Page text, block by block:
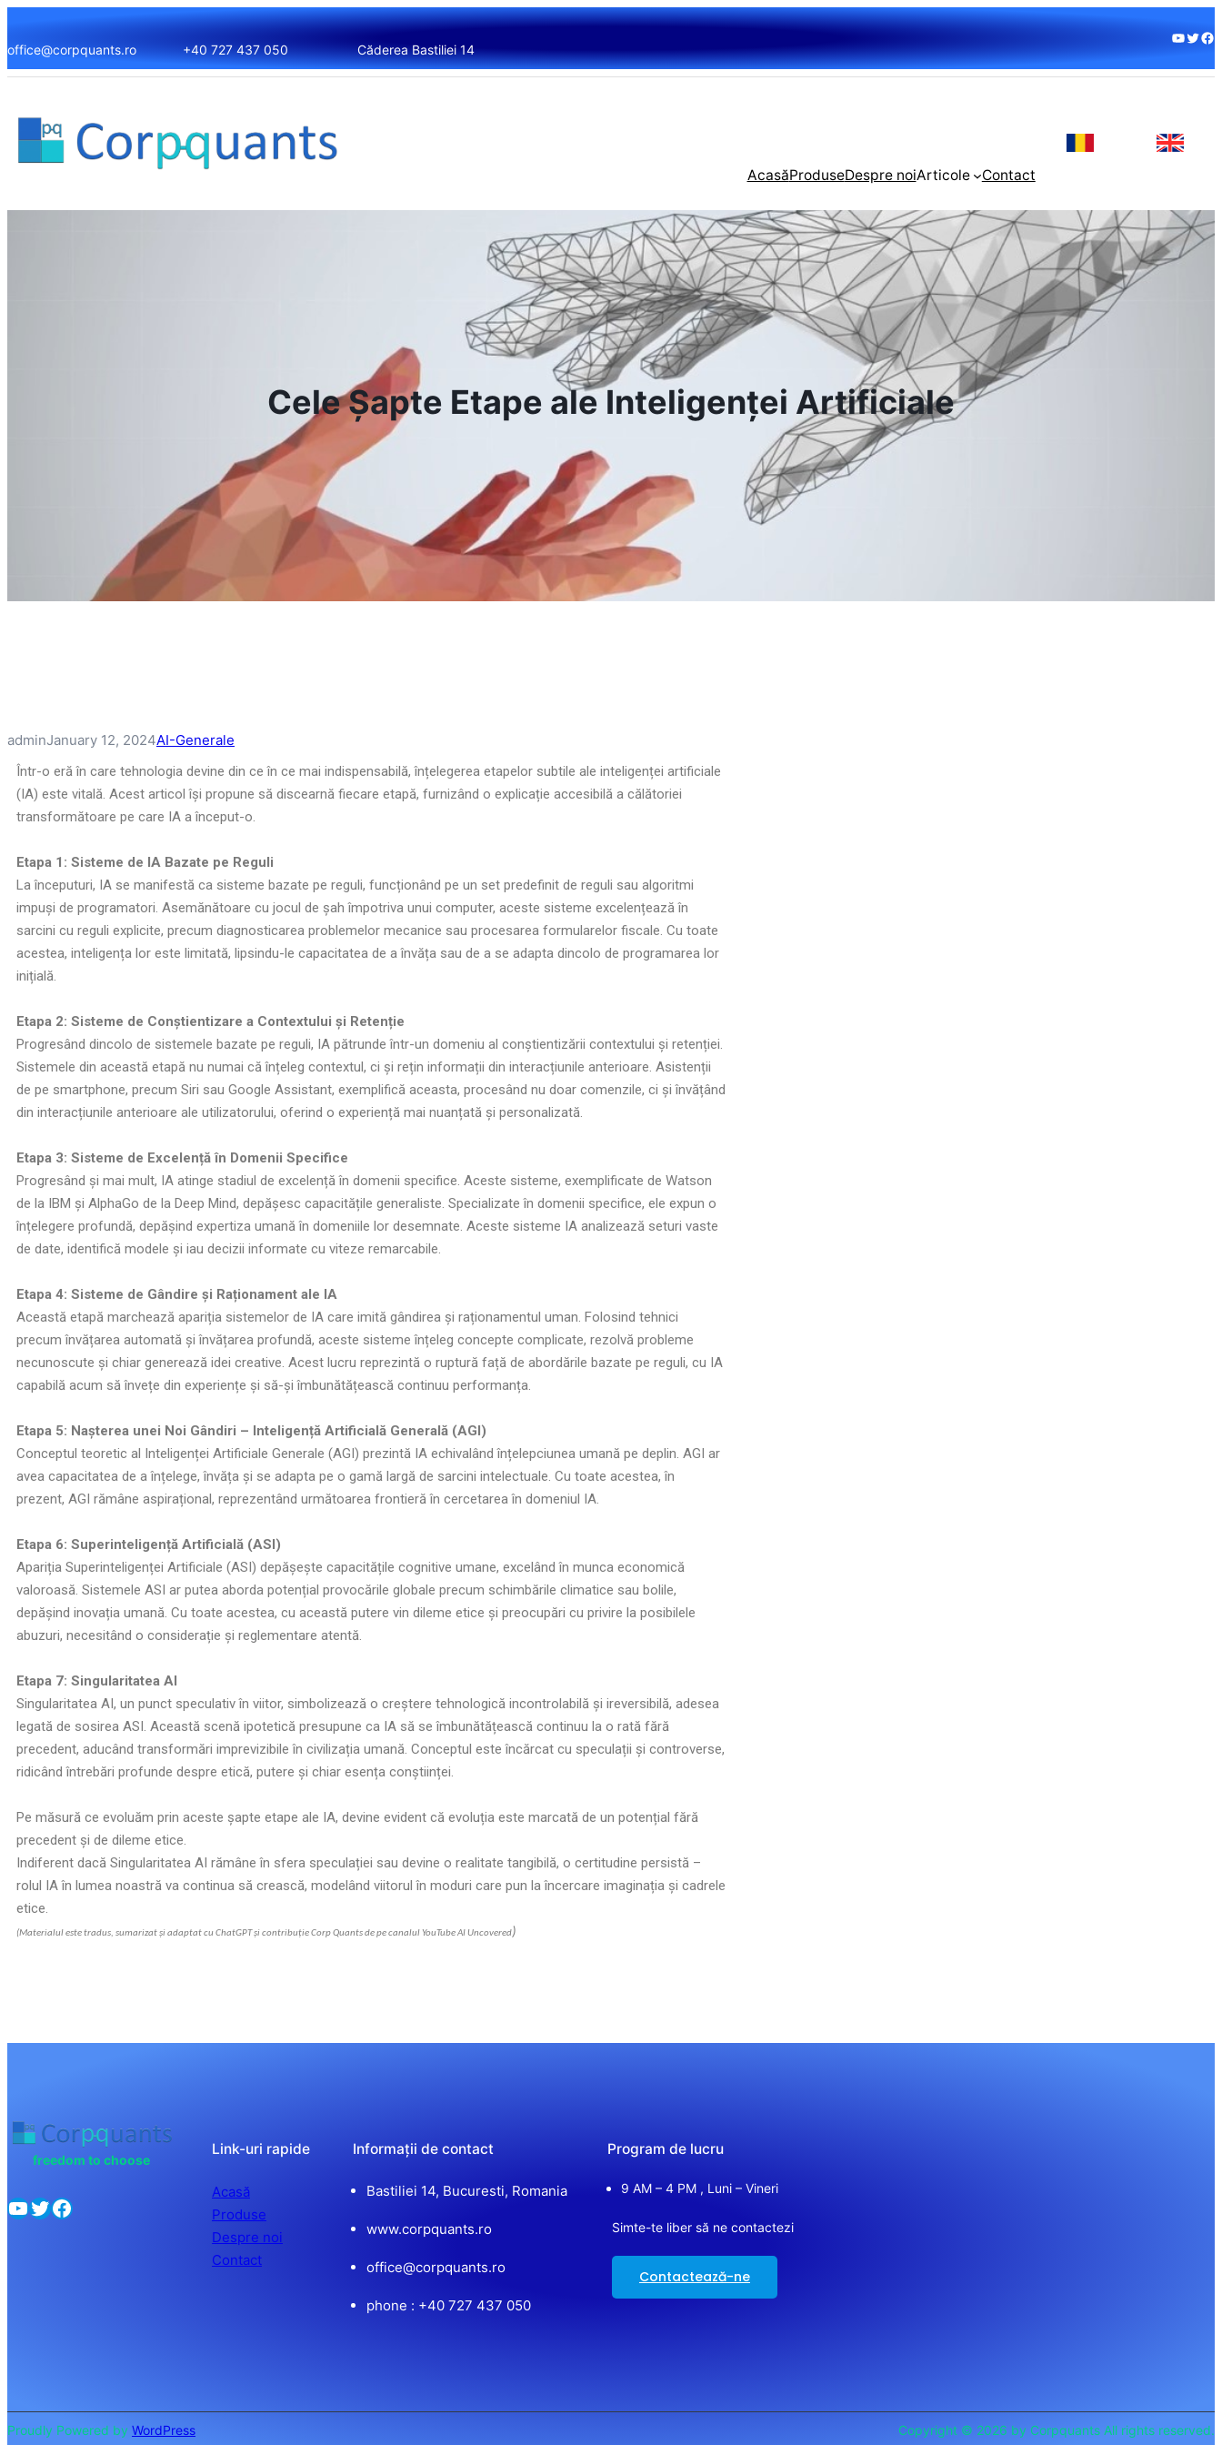
office@corpquants.ro +40 727 437 050 Căderea Bastiliei 14
AcasăProduseDespre noiArticole Contact
Cele Șapte Etape ale Inteligenței Artificiale
adminJanuary 12, 2024AI-Generale
Într-o eră în care tehnologia devine din ce în ce mai indispensabilă, înțelegerea etapelor subtile ale inteligenței artificiale
(IA) este vitală. Acest articol își propune să discearnă fiecare etapă, furnizând o explicație accesibilă a călătoriei
transformătoare pe care IA a început-o.
Etapa 1: Sisteme de IA Bazate pe Reguli
La începuturi, IA se manifestă ca sisteme bazate pe reguli, funcționând pe un set predefinit de reguli sau algoritmi
impuși de programatori. Asemănătoare cu jocul de șah împotriva unui computer, aceste sisteme excelențează în
sarcini cu reguli explicite, precum diagnosticarea problemelor mecanice sau procesarea formularelor fiscale. Cu toate
acestea, inteligența lor este limitată, lipsindu-le capacitatea de a învăța sau de a se adapta dincolo de programarea lor
inițială.
Etapa 2: Sisteme de Conștientizare a Contextului și Retenție
Progresând dincolo de sistemele bazate pe reguli, IA pătrunde într-un domeniu al conștientizării contextului și retenției.
Sistemele din această etapă nu numai că înțeleg contextul, ci și rețin informații din interacțiunile anterioare. Asistenții
de pe smartphone, precum Siri sau Google Assistant, exemplifică aceasta, procesând nu doar comenzile, ci și învățând
din interacțiunile anterioare ale utilizatorului, oferind o experiență mai nuanțată și personalizată.
Etapa 3: Sisteme de Excelență în Domenii Specifice
Progresând și mai mult, IA atinge stadiul de excelență în domenii specifice. Aceste sisteme, exemplificate de Watson
de la IBM și AlphaGo de la Deep Mind, depășesc capacitățile generaliste. Specializate în domenii specifice, ele expun o
înțelegere profundă, depășind expertiza umană în domeniile lor desemnate. Aceste sisteme IA analizează seturi vaste
de date, identifică modele și iau decizii informate cu viteze remarcabile.
Etapa 4: Sisteme de Gândire și Raționament ale IA
Această etapă marchează apariția sistemelor de IA care imită gândirea și raționamentul uman. Folosind tehnici
precum învățarea automată și învățarea profundă, aceste sisteme înțeleg concepte complicate, rezolvă probleme
necunoscute și chiar generează idei creative. Acest lucru reprezintă o ruptură față de abordările bazate pe reguli, cu IA
capabilă acum să învețe din experiențe și să-și îmbunătățească continuu performanța.
Etapa 5: Nașterea unei Noi Gândiri – Inteligență Artificială Generală (AGI)
Conceptul teoretic al Inteligenței Artificiale Generale (AGI) prezintă IA echivalând înțelepciunea umană pe deplin. AGI ar
avea capacitatea de a înțelege, învăța și se adapta pe o gamă largă de sarcini intelectuale. Cu toate acestea, în
prezent, AGI rămâne aspirațional, reprezentând următoarea frontieră în cercetarea în domeniul IA.
Etapa 6: Superinteligență Artificială (ASI)
Apariția Superinteligenței Artificiale (ASI) depășește capacitățile cognitive umane, excelând în munca economică
valoroasă. Sistemele ASI ar putea aborda potențial provocările globale precum schimbările climatice sau bolile,
depășind inovația umană. Cu toate acestea, cu această putere vin dileme etice și preocupări cu privire la posibilele
abuzuri, necesitând o considerație și reglementare atentă.
Etapa 7: Singularitatea AI
Singularitatea AI, un punct speculativ în viitor, simbolizează o creștere tehnologică incontrolabilă și ireversibilă, adesea
legată de sosirea ASI. Această scenă ipotetică presupune ca IA să se îmbunătățească continuu la o rată fără
precedent, aducând transformări imprevizibile în civilizația umană. Conceptul este încărcat cu speculații și controverse,
ridicând întrebări profunde despre etică, putere și chiar esența conștiinței.
Pe măsură ce evoluăm prin aceste șapte etape ale IA, devine evident că evoluția este marcată de un potențial fără
precedent și de dileme etice.
Indiferent dacă Singularitatea AI rămâne în sfera speculației sau devine o realitate tangibilă, o certitudine persistă –
rolul IA în lumea noastră va continua să crească, modelând viitorul în moduri care pun la încercare imaginația și cadrele
etice.
(Materialul este tradus, sumarizat și adaptat cu ChatGPT și contribuție Corp Quants de pe canalul YouTube AI Uncovered)
freedom to choose
Link-uri rapide
Acasă
Produse
Despre noi
Contact
Informații de contact
Bastiliei 14, Bucuresti, Romania
www.corpquants.ro
office@corpquants.ro
phone : +40 727 437 050
Program de lucru
9 AM – 4 PM , Luni – Vineri
Simte-te liber să ne contactezi
Contactează-ne
Proudly Powered by WordPress Copyright © 2026 by Corpquants All rights reserved.